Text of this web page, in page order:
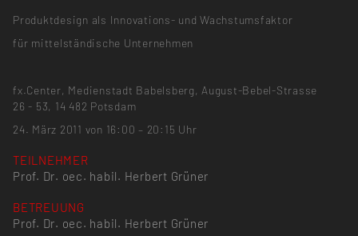
Produktdesign als Innovations- und Wachstumsfaktor
für mittelständische Unternehmen
fx.Center, Medienstadt Babelsberg, August-Bebel-Strasse
26 - 53, 14 482 Potsdam
24. März 2011 von 16:00 – 20:15 Uhr
TEILNEHMER
Prof. Dr. oec. habil. Herbert Grüner
BETREUUNG
Prof. Dr. oec. habil. Herbert Grüner